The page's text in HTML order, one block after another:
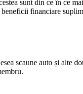
sunt din ce în ce
financiare
scaune auto și alte